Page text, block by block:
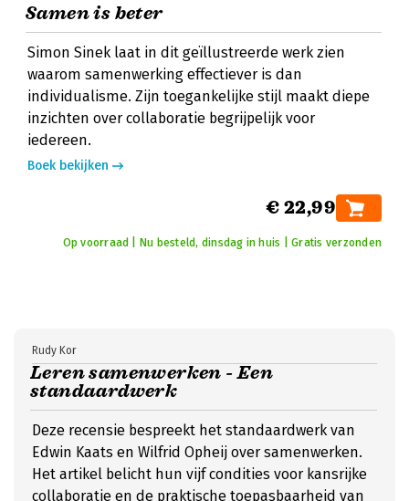
Samen is beter
Simon Sinek laat in dit geïllustreerde werk zien
waarom samenwerking effectiever is dan
individualisme. Zijn toegankelijke stijl maakt diepe
inzichten over collaboratie begrijpelijk voor
iedereen.
Boek bekijken
€ 22,99
Op voorraad | Nu besteld, dinsdag in huis | Gratis verzonden
Leren samenwerken - Een
standaardwerk
Rudy Kor
Deze recensie bespreekt het standaardwerk van
Edwin Kaats en Wilfrid Opheij over samenwerken.
Het artikel belicht hun vijf condities voor kansrijke
collaboratie en de praktische toepasbaarheid van